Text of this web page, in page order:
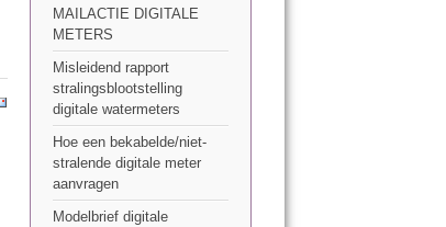
MAILACTIE DIGITALE
METERS
Misleidend rapport
stralingsblootstelling
digitale watermeters
Hoe een bekabelde/niet-
stralende digitale meter
aanvragen
Modelbrief digitale